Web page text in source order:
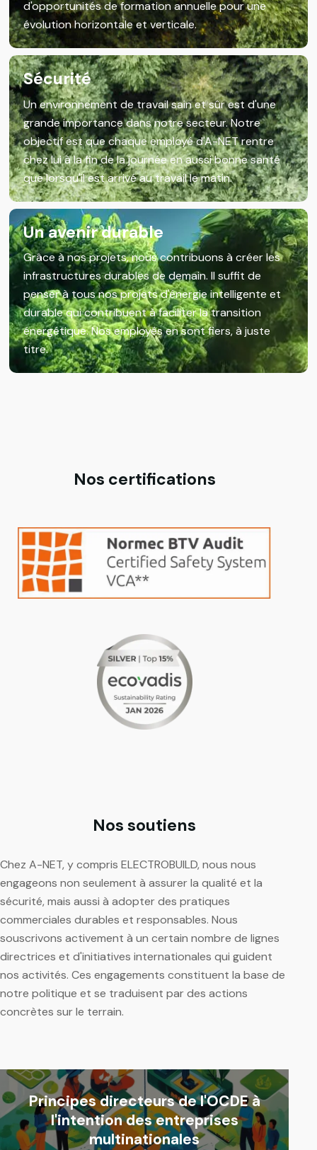
d'opportunités de formation annuelle pour une
évolution horizontale et verticale.
Sécurité
Un environnement de travail sain et sûr est d'une
grande importance dans notre secteur. Notre
objectif est que chaque employé d'A-NET rentre
chez lui à la fin de la journée en aussi bonne santé
que lorsqu'il est arrivé au travail le matin.
Un avenir durable
Grâce à nos projets, nous contribuons à créer les
infrastructures durables de demain. Il suffit de
penser à tous nos projets d'énergie intelligente et
durable qui contribuent à faciliter la transition
énergétique. Nos employés en sont fiers, à juste
titre.
Nos certifications
Nos soutiens
Chez A-NET, y compris ELECTROBUILD, nous nous
engageons non seulement à assurer la qualité et la
sécurité, mais aussi à adopter des pratiques
commerciales durables et responsables. Nous
souscrivons activement à un certain nombre de lignes
directrices et d'initiatives internationales qui guident
nos activités. Ces engagements constituent la base de
notre politique et se traduisent par des actions
concrètes sur le terrain.
Principes directeurs de l'OCDE à
l'intention des entreprises
multinationales